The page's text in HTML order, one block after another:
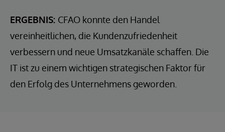
ERGEBNIS: CFAO konnte den Handel
vereinheitlichen, die Kundenzufriedenheit
verbessern und neue Umsatzkanäle schaffen. Die
IT ist zu einem wichtigen strategischen Faktor für
den Erfolg des Unternehmens geworden.